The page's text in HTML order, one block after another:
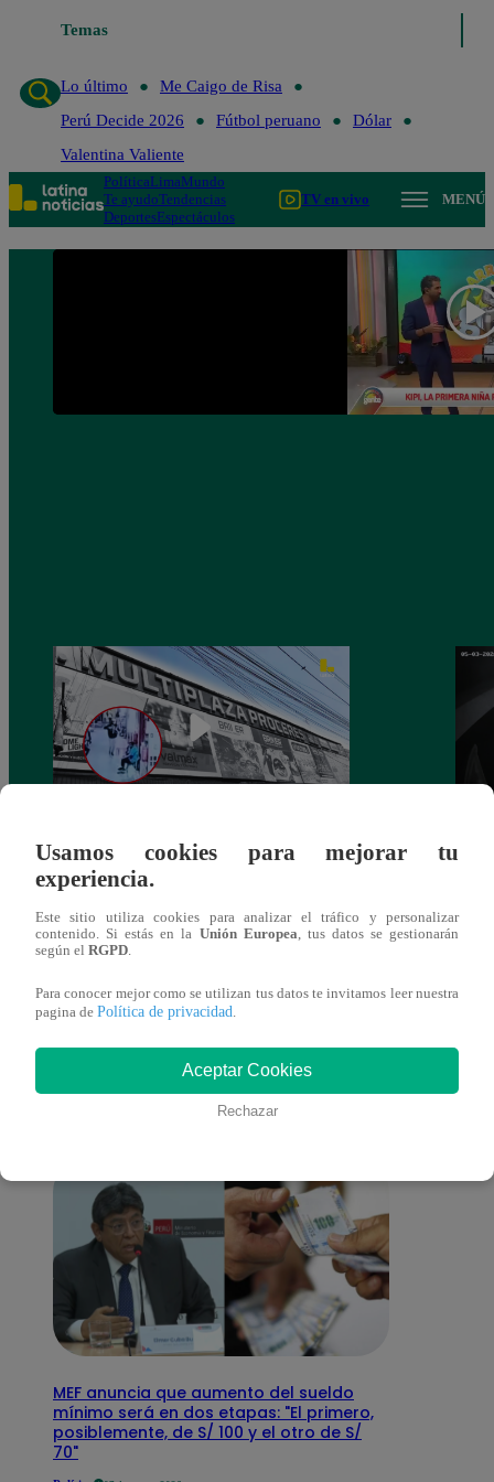
Temas
Lo último
Me Caigo de Risa
Perú Decide 2026
Fútbol peruano
Dólar
Valentina Valiente
PolíticaLimaMundo
Te ayudoTendencias
DeportesEspectáculos
TV en vivo MENÚ
Asesinan a comerciante ferretero dentro de
galería en San Juan de Lurigancho
También te puede
interesar
MEF anuncia que aumento del sueldo
mínimo será en dos etapas: "El primero,
posiblemente, de S/ 100 y el otro de S/
70"
Usamos cookies para mejorar tu
experiencia.
Este sitio utiliza cookies para analizar el tráfico y personalizar
contenido. Si estás en la Unión Europea , tus datos se gestionarán
según el RGPD
Para conocer mejor como se utilizan tus datos te invitamos leer nuestra
pagina de Política de privacidad
Aceptar Cookies
Rechazar